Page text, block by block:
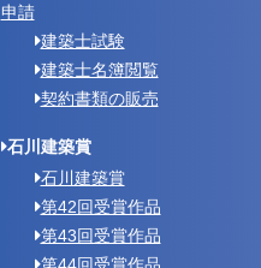
申請
建築士試験
建築士名簿閲覧
契約書類の販売
石川建築賞
石川建築賞
第42回受賞作品
第43回受賞作品
第44回受賞作品